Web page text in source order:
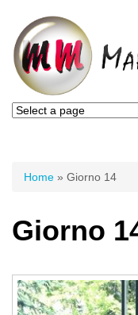
Tu sei qui
Home » Giorno 14
Giorno